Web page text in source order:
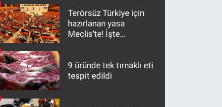
Terörsüz Türkiye için
hazırlanan yasa
Meclis'te! İşte
9 üründe tek tırnaklı eti
tespit edildi